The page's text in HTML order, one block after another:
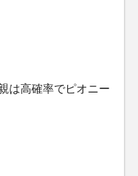
は高確率でピオニー